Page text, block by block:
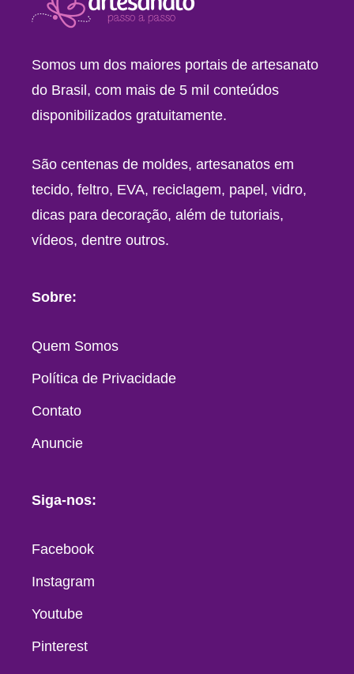
Somos um dos maiores portais de artesanato
do Brasil, com mais de 5 mil conteúdos
disponibilizados gratuitamente.
São centenas de moldes, artesanatos em
tecido, feltro, EVA, reciclagem, papel, vidro,
dicas para decoração, além de tutoriais,
vídeos, dentre outros.
Sobre:
Quem Somos
Política de Privacidade
Contato
Anuncie
Siga-nos:
Facebook
Instagram
Youtube
Pinterest